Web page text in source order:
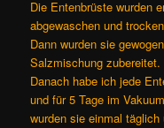
Die Entenbrüste wurden
abgewaschen und
Dann wurden sie
Salzmischung zubereitet.
Danach habe ich jede
und für 5 Tage im
wurden sie einmal täglich